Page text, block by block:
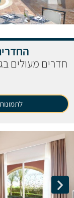
חדרים מעולים